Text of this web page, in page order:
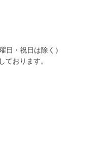
・祝日は除く）
おります。